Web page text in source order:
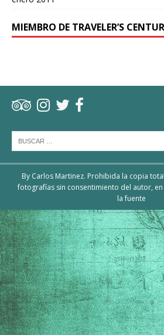
MIEMBRO DE TRAVELER’S
By Carlos Martinez. Prohibida la copia
fotografías sin consentimiento del autor,
la fuente